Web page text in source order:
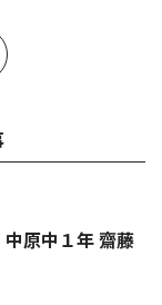
原中１年 齋藤